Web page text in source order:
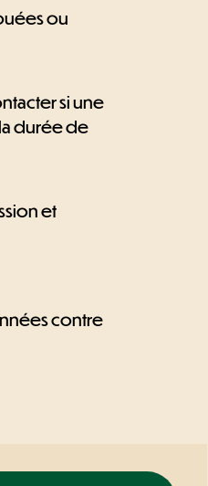
ou
si une
durée de
et
contre